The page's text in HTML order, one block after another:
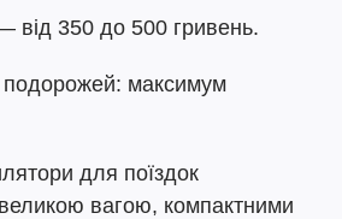
від 350 до 500 гривень.
подорожей: максимум
для поїздок
вагою, компактними